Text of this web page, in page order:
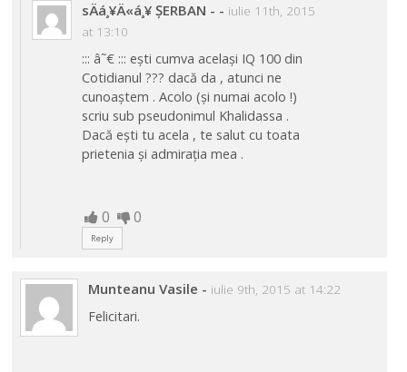
sÄá¸¥Ä«á¸¥ ȘERBAN - - iulie 11th, 2015
at 13:10
::: â˜€ ::: ești cumva același IQ 100 din
Cotidianul ??? dacă da , atunci ne
cunoaștem . Acolo (și numai acolo !)
scriu sub pseudonimul Khalidassa .
Dacă ești tu acela , te salut cu toata
prietenia și admirația mea .
0 0
Reply
Munteanu Vasile - iulie 9th, 2015 at 14:22
Felicitari.